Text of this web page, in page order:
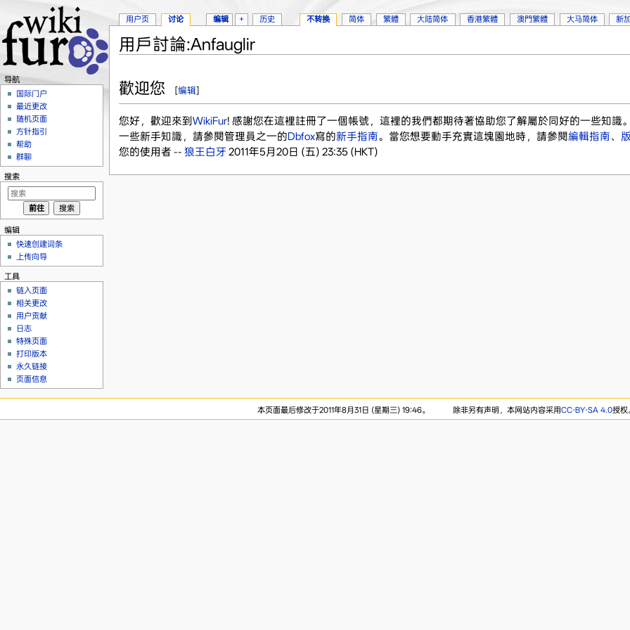
用戶討論:Anfauglir
歡迎您 [编辑]
您好，歡迎來到 WikiFur! 感謝您在這裡註冊了一個帳號，這裡的我們都期待著協助您了解屬於同好的一些知識
一些新手知識，請參閱管理員之一的Dbfox寫的新手指南。當您想要動手充實這塊園地時，請參閱編輯指南、
您的使用者 -- 狼王白牙 2011年5月20日 (五) 23:35 (HKT)
用户页 讨论 编辑 + 历史 不转换 简体 繁體 大陆简体 香港繁體 澳門繁體 大马简体 新
导航
国际门户
最近更改
随机页面
方针指引
帮助
群聊
搜索
编辑
快速创建词条
上传向导
工具
链入页面
相关更改
用户贡献
日志
特殊页面
打印版本
永久链接
页面信息
本页面最后修改于2011年8月31日 (星期三) 19:46。 除非另有声明，本网站内容采用CC-BY-SA 4.0授权